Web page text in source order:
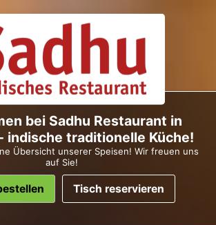
bei Sadhu Restaurant in
indische traditionelle Küche!
Übersicht unserer Speisen! Wir freuen uns
auf Sie!
Tisch reservieren